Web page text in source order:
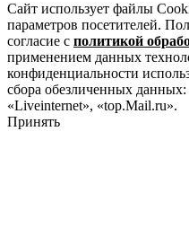
Сайт использует файлы
параметров посетителей.
согласие с политикой
применением данных
конфиденциальности
сбора обезличенных
«Liveinternet», «top.Mail.ru».
Принять